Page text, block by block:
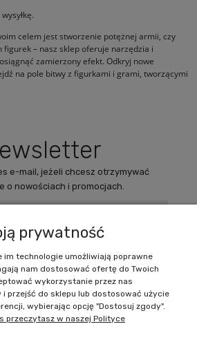
celem jest stworzenie potężnej armii, czy
figurek – nasz sklep oferuje narzędzia i
zamierzony efekt. Odkryj nowe
na pole bitwy z figurkami i grami, tworzącymi
e-mail, jeżeli chcesz otrzymywać
o nowościach i promocjach.
Zakupy
Pomoc
prywatność
im technologie umożliwiają poprawne
nam dostosować ofertę do Twoich
wykorzystanie przez nas
przejść do sklepu lub dostosować użycie
wybierając opcję "Dostosuj zgody".
przeczytasz w naszej Polityce